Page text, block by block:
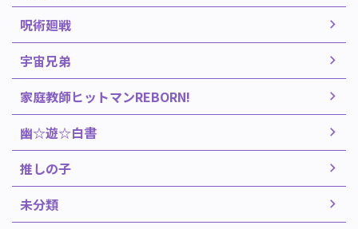
呪術廻戦
宇宙兄弟
家庭教師ヒットマンREBORN!
幽☆遊☆白書
推しの子
未分類